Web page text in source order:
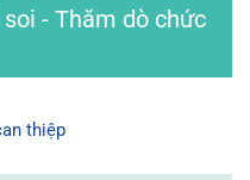
- Thăm dò chức
thiệp